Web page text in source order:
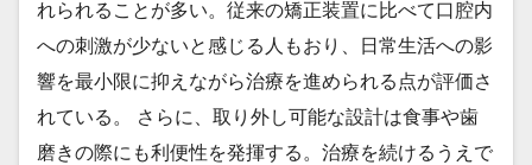
れられることが多い。従来の矯正装置に比べて口腔内
への刺激が少ないと感じる人もおり、日常生活への影
響を最小限に抑えながら治療を進められる点が評価さ
れている。 さらに、取り外し可能な設計は食事や歯
磨きの際にも利便性を発揮する。治療を続けるうえで